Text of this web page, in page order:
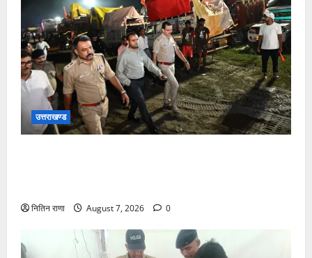
उत्तराखण्ड
नितिन राणा August 7, 2026 0